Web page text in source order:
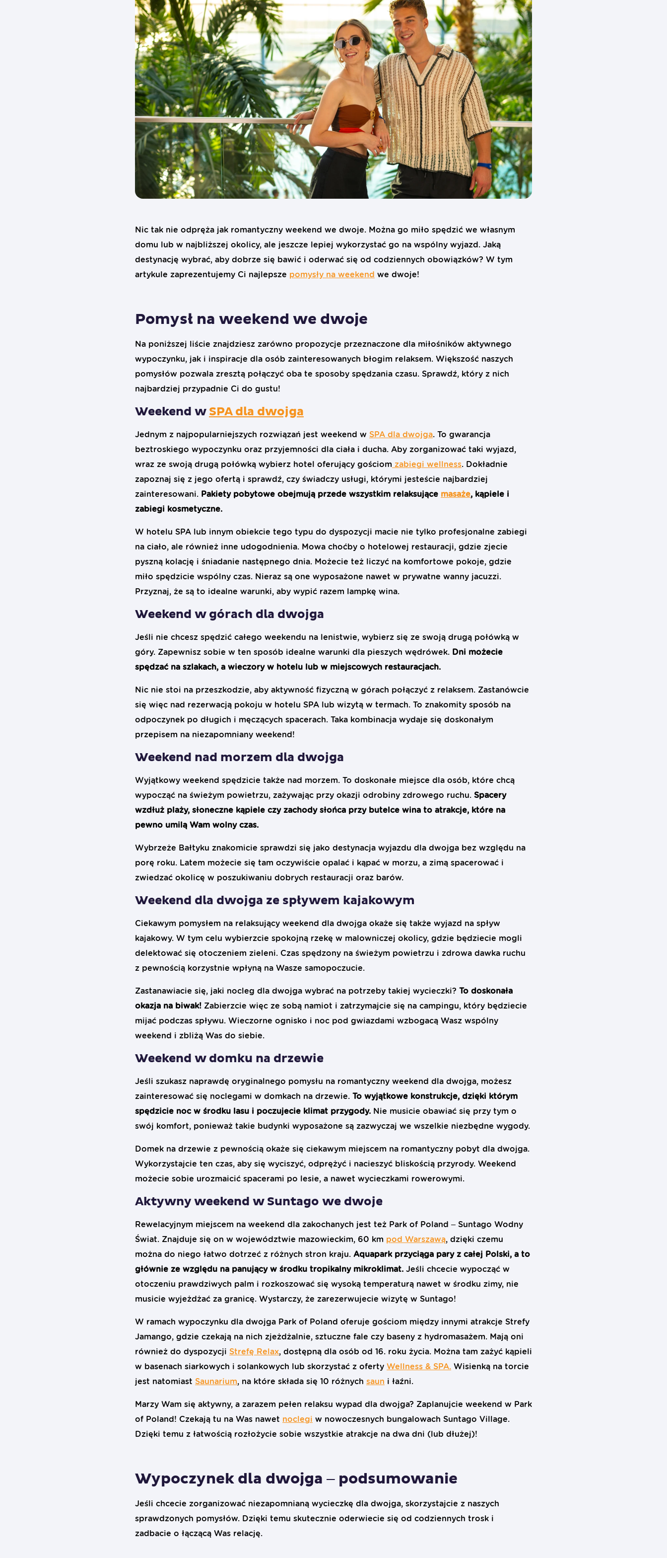
Nic tak nie odpręża jak romantyczny weekend we dwoje. Można go miło spędzić we własnym
domu lub w najbliższej okolicy, ale jeszcze lepiej wykorzystać go na wspólny wyjazd. Jaką
destynację wybrać, aby dobrze się bawić i oderwać się od codziennych obowiązków? W tym
artykule zaprezentujemy Ci najlepsze pomysły na weekend we dwoje!
Pomysł na weekend we dwoje
Na poniższej liście znajdziesz zarówno propozycje przeznaczone dla miłośników aktywnego
wypoczynku, jak i inspiracje dla osób zainteresowanych błogim relaksem. Większość naszych
pomysłów pozwala zresztą połączyć oba te sposoby spędzania czasu. Sprawdź, który z nich
najbardziej przypadnie Ci do gustu!
Weekend w SPA dla dwojga
Jednym z najpopularniejszych rozwiązań jest weekend w SPA dla dwojga. To gwarancja
beztroskiego wypoczynku oraz przyjemności dla ciała i ducha. Aby zorganizować taki wyjazd,
wraz ze swoją drugą połówką wybierz hotel oferujący gościom zabiegi wellness. Dokładnie
zapoznaj się z jego ofertą i sprawdź, czy świadczy usługi, którymi jesteście najbardziej
zainteresowani. Pakiety pobytowe obejmują przede wszystkim relaksujące masaże, kąpiele i
zabiegi kosmetyczne.
W hotelu SPA lub innym obiekcie tego typu do dyspozycji macie nie tylko profesjonalne zabiegi
na ciało, ale również inne udogodnienia. Mowa choćby o hotelowej restauracji, gdzie zjecie
pyszną kolację i śniadanie następnego dnia. Możecie też liczyć na komfortowe pokoje, gdzie
miło spędzicie wspólny czas. Nieraz są one wyposażone nawet w prywatne wanny jacuzzi.
Przyznaj, że są to idealne warunki, aby wypić razem lampkę wina.
Weekend w górach dla dwojga
Jeśli nie chcesz spędzić całego weekendu na lenistwie, wybierz się ze swoją drugą połówką w
góry. Zapewnisz sobie w ten sposób idealne warunki dla pieszych wędrówek. Dni możecie
spędzać na szlakach, a wieczory w hotelu lub w miejscowych restauracjach.
Nic nie stoi na przeszkodzie, aby aktywność fizyczną w górach połączyć z relaksem. Zastanówcie
się więc nad rezerwacją pokoju w hotelu SPA lub wizytą w termach. To znakomity sposób na
odpoczynek po długich i męczących spacerach. Taka kombinacja wydaje się doskonałym
przepisem na niezapomniany weekend!
Weekend nad morzem dla dwojga
Wyjątkowy weekend spędzicie także nad morzem. To doskonałe miejsce dla osób, które chcą
wypocząć na świeżym powietrzu, zażywając przy okazji odrobiny zdrowego ruchu. Spacery
wzdłuż plaży, słoneczne kąpiele czy zachody słońca przy butelce wina to atrakcje, które na
pewno umilą Wam wolny czas.
Wybrzeże Bałtyku znakomicie sprawdzi się jako destynacja wyjazdu dla dwojga bez względu na
porę roku. Latem możecie się tam oczywiście opalać i kąpać w morzu, a zimą spacerować i
zwiedzać okolicę w poszukiwaniu dobrych restauracji oraz barów.
Weekend dla dwojga ze spływem kajakowym
Ciekawym pomysłem na relaksujący weekend dla dwojga okaże się także wyjazd na spływ
kajakowy. W tym celu wybierzcie spokojną rzekę w malowniczej okolicy, gdzie będziecie mogli
delektować się otoczeniem zieleni. Czas spędzony na świeżym powietrzu i zdrowa dawka ruchu
z pewnością korzystnie wpłyną na Wasze samopoczucie.
Zastanawiacie się, jaki nocleg dla dwojga wybrać na potrzeby takiej wycieczki? To doskonała
okazja na biwak! Zabierzcie więc ze sobą namiot i zatrzymajcie się na campingu, który będziecie
mijać podczas spływu. Wieczorne ognisko i noc pod gwiazdami wzbogacą Wasz wspólny
weekend i zbliżą Was do siebie.
Weekend w domku na drzewie
Jeśli szukasz naprawdę oryginalnego pomysłu na romantyczny weekend dla dwojga, możesz
zainteresować się noclegami w domkach na drzewie. To wyjątkowe konstrukcje, dzięki którym
spędzicie noc w środku lasu i poczujecie klimat przygody. Nie musicie obawiać się przy tym o
swój komfort, ponieważ takie budynki wyposażone są zazwyczaj we wszelkie niezbędne wygody.
Domek na drzewie z pewnością okaże się ciekawym miejscem na romantyczny pobyt dla dwojga.
Wykorzystajcie ten czas, aby się wyciszyć, odprężyć i nacieszyć bliskością przyrody. Weekend
możecie sobie urozmaicić spacerami po lesie, a nawet wycieczkami rowerowymi.
Aktywny weekend w Suntago we dwoje
Rewelacyjnym miejscem na weekend dla zakochanych jest też Park of Poland – Suntago Wodny
Świat. Znajduje się on w województwie mazowieckim, 60 km pod Warszawą, dzięki czemu
można do niego łatwo dotrzeć z różnych stron kraju. Aquapark przyciąga pary z całej Polski, a to
głównie ze względu na panujący w środku tropikalny mikroklimat. Jeśli chcecie wypocząć w
otoczeniu prawdziwych palm i rozkoszować się wysoką temperaturą nawet w środku zimy, nie
musicie wyjeżdżać za granicę. Wystarczy, że zarezerwujecie wizytę w Suntago!
W ramach wypoczynku dla dwojga Park of Poland oferuje gościom między innymi atrakcje Strefy
Jamango, gdzie czekają na nich zjeżdżalnie, sztuczne fale czy baseny z hydromasażem. Mają oni
również do dyspozycji Strefę Relax, dostępną dla osób od 16. roku życia. Można tam zażyć kąpieli
w basenach siarkowych i solankowych lub skorzystać z oferty Wellness & SPA. Wisienką na torcie
jest natomiast Saunarium, na które składa się 10 różnych saun i łaźni.
Marzy Wam się aktywny, a zarazem pełen relaksu wypad dla dwojga? Zaplanujcie weekend w Park
of Poland! Czekają tu na Was nawet noclegi w nowoczesnych bungalowach Suntago Village.
Dzięki temu z łatwością rozłożycie sobie wszystkie atrakcje na dwa dni (lub dłużej)!
Wypoczynek dla dwojga – podsumowanie
Jeśli chcecie zorganizować niezapomnianą wycieczkę dla dwojga, skorzystajcie z naszych
sprawdzonych pomysłów. Dzięki temu skutecznie oderwiecie się od codziennych trosk i
zadbacie o łączącą Was relację.